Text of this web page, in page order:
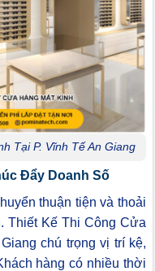
Tại P. Vĩnh Tế An Giang
Đẩy Doanh Số
thuận tiện và thoải
Thiết Kế Thi Công Cửa
chú trọng vị trí kệ,
hàng có nhiều thời